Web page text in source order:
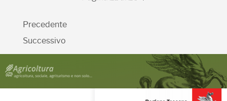
Precedente
Successivo